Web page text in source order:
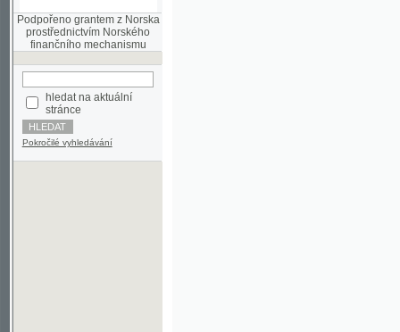
hledat na aktuální
stránce
Pokročilé vyhledávání